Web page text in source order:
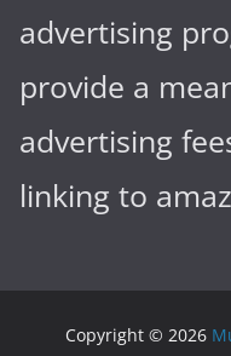
advertising
provide a
advertising
linking to
Copyright © 2026